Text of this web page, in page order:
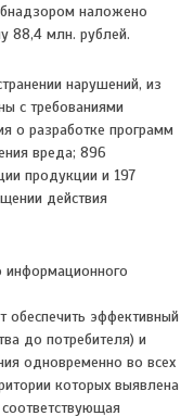
наложено
88,4 млн. рублей.
нарушений, из
с требованиями
о разработке программ
вреда; 896
продукции и 197
действия
информационного
эффективный
до потребителя) и
одновременно во всех
которых выявлена